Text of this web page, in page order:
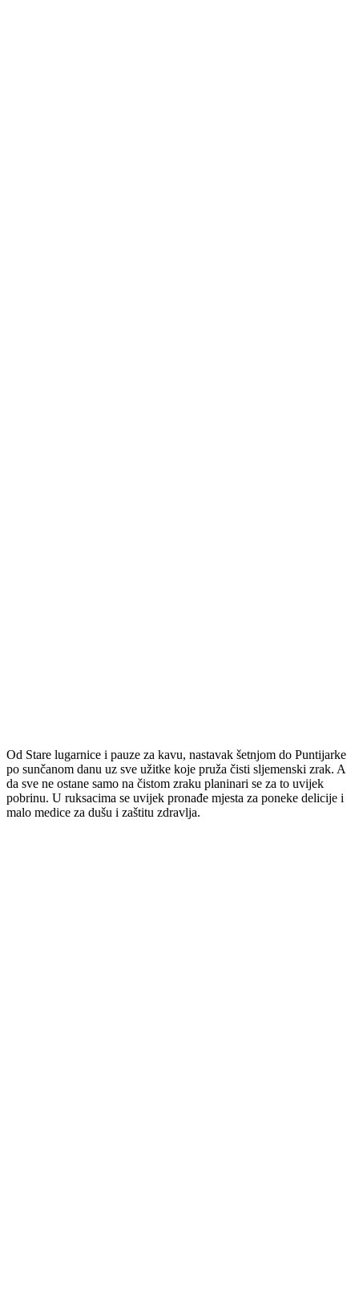
Od Stare lugarnice i pauze za kavu, nastavak šetnjom do Puntijarke
po sunčanom danu uz sve užitke koje pruža čisti sljemenski zrak. A
da sve ne ostane samo na čistom zraku planinari se za to uvijek
pobrinu. U ruksacima se uvijek pronađe mjesta za poneke delicije i
malo medice za dušu i zaštitu zdravlja.